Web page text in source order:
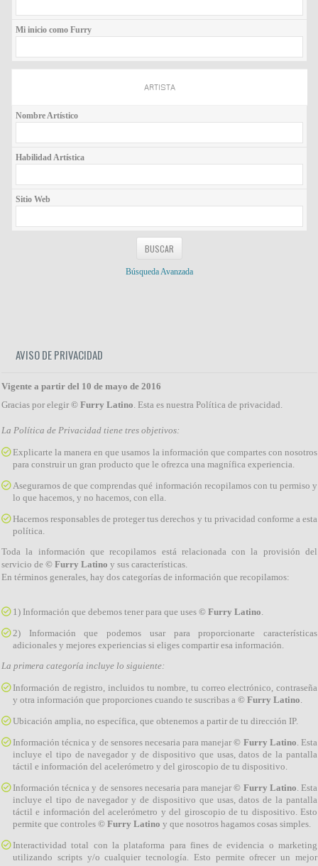
Mi inicio como Furry
ARTISTA
Nombre Artístico
Habilidad Artística
Sitio Web
Búsqueda Avanzada
AVISO DE PRIVACIDAD
Vigente a partir del 10 de mayo de 2016
Gracias por elegir © Furry Latino. Esta es nuestra Política de privacidad.
La Política de Privacidad tiene tres objetivos:
Explicarte la manera en que usamos la información que compartes con nosotros
para construir un gran producto que le ofrezca una magnífica experiencia.
Asegurarnos de que comprendas qué información recopilamos con tu permiso y
lo que hacemos, y no hacemos, con ella.
Hacernos responsables de proteger tus derechos y tu privacidad conforme a esta
política.
Toda la información que recopilamos está relacionada con la provisión del
servicio de © Furry Latino y sus características.
En términos generales, hay dos categorías de información que recopilamos:
1) Información que debemos tener para que uses © Furry Latino.
2) Información que podemos usar para proporcionarte características
adicionales y mejores experiencias si eliges compartir esa información.
La primera categoría incluye lo siguiente:
Información de registro, incluidos tu nombre, tu correo electrónico, contraseña
y otra información que proporciones cuando te suscribas a © Furry Latino.
Ubicación amplia, no específica, que obtenemos a partir de tu dirección IP.
Información técnica y de sensores necesaria para manejar© Furry Latino. Esta
incluye el tipo de navegador y de dispositivo que usas, datos de la pantalla
táctil e información del acelerómetro y del giroscopio de tu dispositivo.
Información técnica y de sensores necesaria para manejar© Furry Latino. Esta
incluye el tipo de navegador y de dispositivo que usas, datos de la pantalla
táctil e información del acelerómetro y del giroscopio de tu dispositivo. Esto
permite que controles © Furry Latino y que nosotros hagamos cosas simples.
Interactividad total con la plataforma para fines de evidencia o marketing
utilizando scripts y/o cualquier tecnología. Esto permite ofrecer un mejor